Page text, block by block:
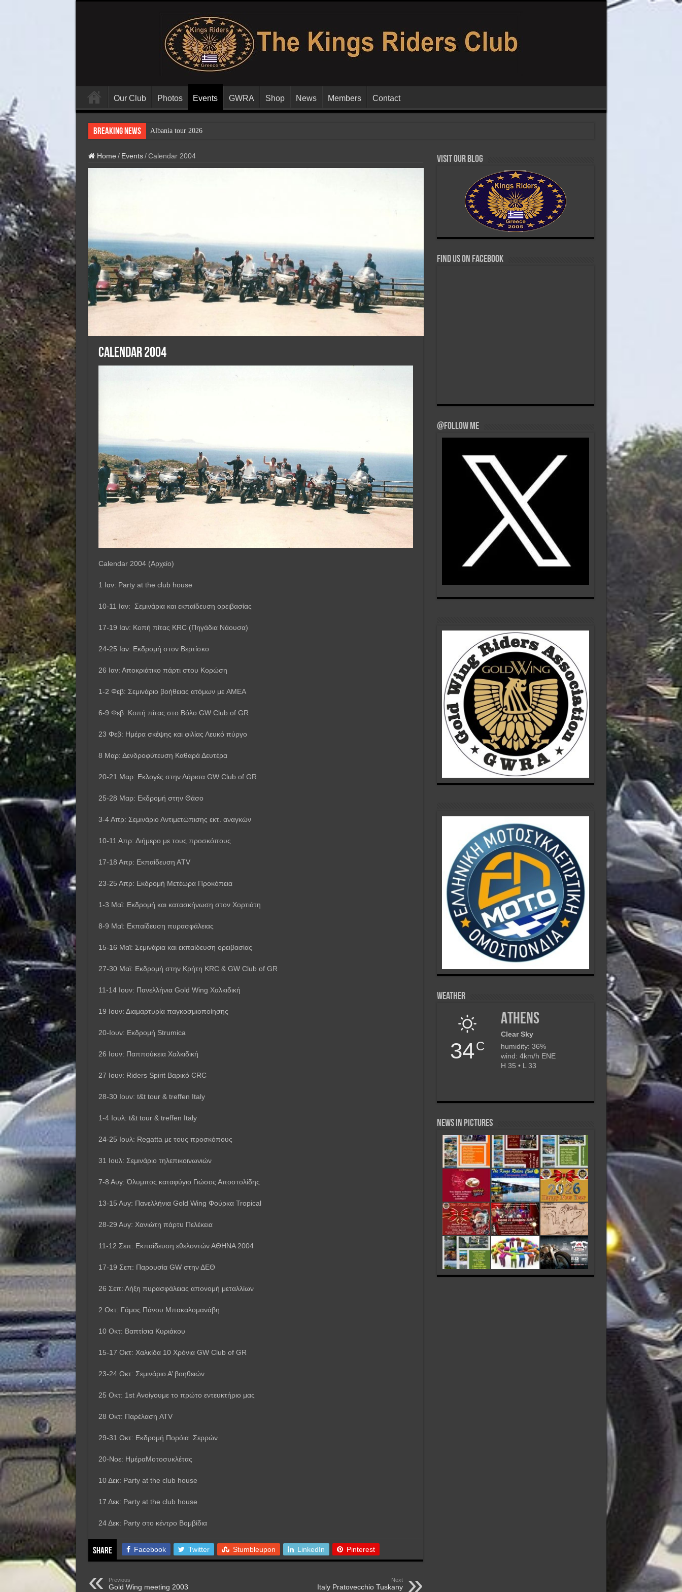
Our Club Photos Events GWRA Shop News Members Contact
Breaking News Albania tour 2026
Home / Events / Calendar 2004
Calendar 2004
Calendar 2004 (Αρχείο)
1 Ιαν: Party at the club house
10-11 Ιαν: Σεμινάρια και εκπαίδευση ορειβασίας
17-19 Ιαν: Κοπή πίτας KRC (Πηγάδια Νάουσα)
24-25 Ιαν: Εκδρομή στον Βερτίσκο
26 Ιαν: Αποκριάτικο πάρτι στου Κορώση
1-2 Φεβ: Σεμινάριο βοήθειας ατόμων με AMEA
6-9 Φεβ: Κοπή πίτας στο Βόλο GW Club of GR
23 Φεβ: Ημέρα σκέψης και φιλίας Λευκό πύργο
8 Μαρ: Δενδροφύτευση Καθαρά Δευτέρα
20-21 Μαρ: Εκλογές στην Λάρισα GW Club of GR
25-28 Μαρ: Εκδρομή στην Θάσο
3-4 Απρ: Σεμινάριο Αντιμετώπισης εκτ. αναγκών
10-11 Απρ: Διήμερο με τους προσκόπους
17-18 Απρ: Εκπαίδευση ΑTV
23-25 Απρ: Εκδρομή Μετέωρα Προκόπεια
1-3 Μαϊ: Εκδρομή και κατασκήνωση στον Χορτιάτη
8-9 Μαϊ: Εκπαίδευση πυρασφάλειας
15-16 Μαϊ: Σεμινάρια και εκπαίδευση ορειβασίας
27-30 Μαϊ: Εκδρομή στην Κρήτη KRC & GW Club of GR
11-14 Ιουν: Πανελλήνια Gold Wing Χαλκιδική
19 Ιουν: Διαμαρτυρία παγκοσμιοποίησης
20-Ιουν: Εκδρομή Strumica
26 Ιουν: Παππούκεια Χαλκιδική
27 Ιουν: Riders Spirit Βαρικό CRC
28-30 Ιουν: t&t tour & treffen Italy
1-4 Ιουλ: t&t tour & treffen Italy
24-25 Ιουλ: Regatta με τους προσκόπους
31 Ιουλ: Σεμινάριο τηλεπικοινωνιών
7-8 Αυγ: Όλυμπος καταφύγιο Γιώσος Αποστολίδης
13-15 Αυγ: Πανελλήνια Gold Wing Φούρκα Tropical
28-29 Αυγ: Χανιώτη πάρτυ Πελέκεια
11-12 Σεπ: Εκπαίδευση εθελοντών ΑΘΗΝΑ 2004
17-19 Σεπ: Παρουσία GW στην ΔΕΘ
26 Σεπ: Λήξη πυρασφάλειας απονομή μεταλλίων
2 Οκτ: Γάμος Πάνου Μπακαλομανάβη
10 Οκτ: Βαπτίσια Κυριάκου
15-17 Οκτ: Χαλκίδα 10 Χρόνια GW Club of GR
23-24 Οκτ: Σεμινάριο Α’ βοηθειών
25 Οκτ: 1st Ανοίγουμε το πρώτο εντευκτήριο μας
28 Οκτ: Παρέλαση ATV
29-31 Οκτ: Εκδρομή Πορόια Σερρών
20-Νοε: ΗμέραΜοτοσυκλέτας
10 Δεκ: Party at the club house
17 Δεκ: Party at the club house
24 Δεκ: Party στο κέντρο Βομβίδια
Share Facebook Twitter Stumbleupon LinkedIn Pinterest
Previous
Gold Wing meeting 2003
Next
Italy Pratovecchio Tuskany
Visit our Blog
Find us on Facebook
@Follow Me
Weather
34C
Athens
Clear Sky
humidity: 36%
wind: 4km/h ENE
H 35 • L 33
News in Pictures